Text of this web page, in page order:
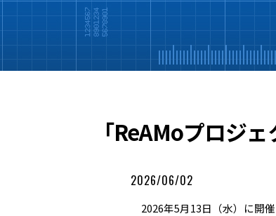
「ReAMoプロジ
2026/06/02
2026年5月13日（水）に開